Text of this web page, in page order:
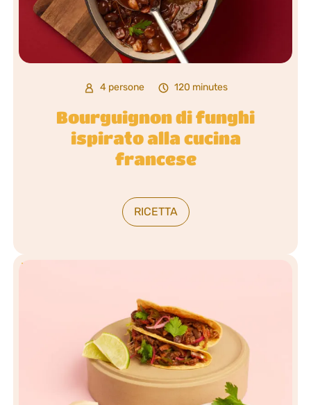
4 persone 120 minutes
Bourguignon di funghi
ispirato alla cucina
francese
RICETTA